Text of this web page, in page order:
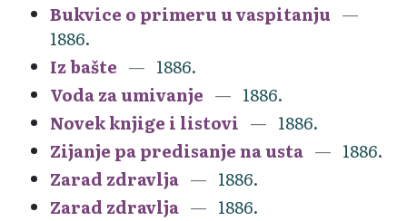
Bukvice o primeru u vaspitanju
1886.
Iz bašte
1886.
Voda za umivanje
1886.
Novek knjige i listovi
1886.
Zijanje pa predisanje na usta
1886.
Zarad zdravlja
1886.
Zarad zdravlja
1886.